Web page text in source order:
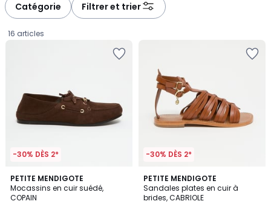
Catégorie Filtrer et trier
16 articles
-30% DÈS 2*
PETITE MENDIGOTE
Mocassins en cuir suédé,
COPAIN
-30% DÈS 2*
PETITE MENDIGOTE
Sandales plates en cuir à
brides, CABRIOLE